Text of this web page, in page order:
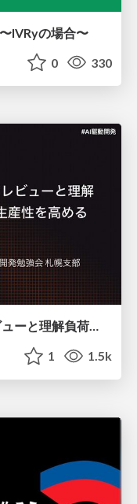
IVRyの場合〜
0 330
AIコーディングの次。コードレビューと理解負荷を解消して組織の開発生産性を高める
1 1.5k